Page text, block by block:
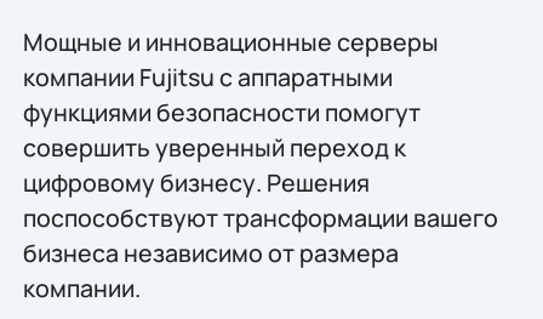
Мощные и инновационные серверы
компании Fujitsu с аппаратными
функциями безопасности помогут
совершить уверенный переход к
цифровому бизнесу. Решения
поспособствуют трансформации вашего
бизнеса независимо от размера
компании.